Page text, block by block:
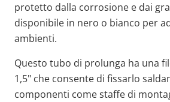
protetto dalla corrosione e dai
disponibile in nero o bianco per
ambienti.
Questo tubo di prolunga ha una
1,5" che consente di fissarlo
componenti come staffe di